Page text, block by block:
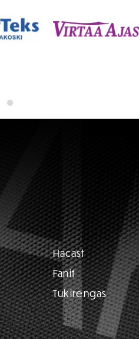
Hacast
Fanit
Tukirengas